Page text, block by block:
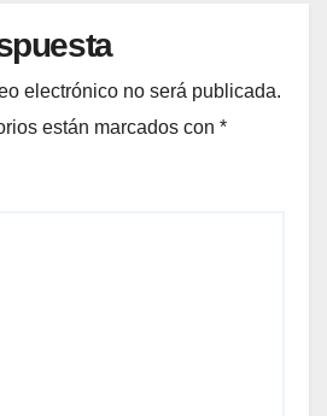
electrónico no será publicada.
están marcados con *